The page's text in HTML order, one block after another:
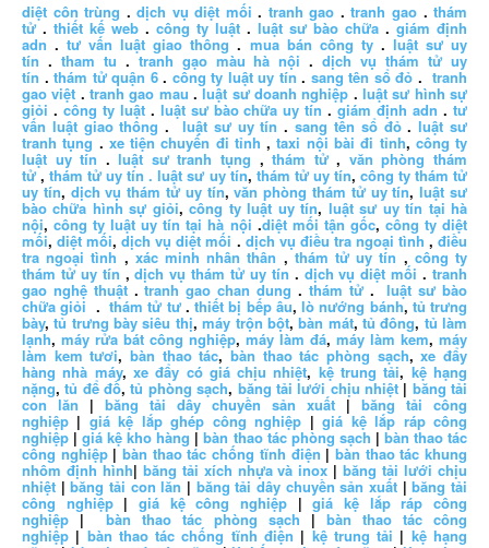
diệt côn trùng .dịch vụ diệt mối . tranh gao .tranh gao .thám
tử. thiết kế web . công ty luật . luật sư bào chữa .giám định
adn .tư vấn luật giao thông. mua bán công ty. luật sư uy
tín . tham tu .tranh gạo màu hà nội .dịch vụ thám tử uy
tín .thám tử quận 6. công ty luật uy tín . sang tên sổ đỏ .tranh
gao việt .tranh gao mau .luật sư doanh nghiệp .luật sư hình sự
giỏi . công ty luật. luật sư bào chữa uy tín .giám định adn .tư
vấn luật giao thông .luật sư uy tín .sang tên sổ đỏ.luật sư
tranh tụng . xe tiện chuyến đi tỉnh ,taxi nội bài đi tỉnh, công ty
luật uy tín .luật sư tranh tụng ,thám tử, văn phòng thám
tử,thám tử uy tín . luật sư uy tín, thám tử uy tín, công ty thám tử
uy tín, dịch vụ thám tử uy tín,văn phòng thám tử uy tín,luật sư
bào chữa hình sự giỏi,công ty luật uy tín, luật sư uy tín tại hà
nội,công ty luật uy tín tại hà nội .diệt mối tận gốc, công ty diệt
mối,diệt mối,dịch vụ diệt mối .dịch vụ điều tra ngoại tình ,điều
tra ngoại tình ,xác minh nhân thân ,thám tử uy tín , công ty
thám tử uy tín ,dịch vụ thám tử uy tín . dịch vụ diệt mối .tranh
gao nghệ thuật.tranh gao chan dung . thám tử.luật sư bào
chữa giỏi .thám tử tư.thiết bị bếp âu,lò nướng bánh, tủ trưng
bày,tủ trưng bày siêu thị,máy trộn bột,bàn mát,tủ đông, tủ làm
lạnh, máy rửa bát công nghiệp, máy làm đá, máy làm kem, máy
làm kem tươi,bàn thao tác,bàn thao tác phòng sạch,xe đẩy
hàng nhà máy, xe đẩy có giá chịu nhiệt, kệ trung tải, kệ hạng
nặng,tủ để đồ,tủ phòng sạch, băng tải lưới chịu nhiệt| băng tải
con lăn | băng tải dây chuyền sản xuất | băng tải công
nghiệp | giá kệ lắp ghép công nghiệp |giá kệ lắp ráp công
nghiệp |giá kệ kho hàng |bàn thao tác phòng sạch | bàn thao tác
công nghiệp|bàn thao tác chống tĩnh điện |bàn thao tác khung
nhôm định hình| băng tải xích nhựa và inox|băng tải lưới chịu
nhiệt |băng tải con lăn | băng tải dây chuyền sản xuất |băng tải
công nghiệp|giá kệ công nghiệp |giá kệ lắp ráp công
nghiệp |bàn thao tác phòng sạch| bàn thao tác công
nghiệp | bàn thao tác chống tĩnh điện | kệ trung tải | kệ hạng